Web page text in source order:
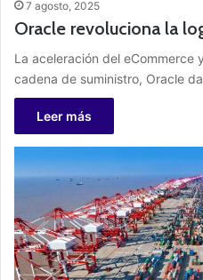
7 agosto, 2025
Oracle revoluciona la
La aceleración del eCommerce
cadena de suministro, Oracle
Leer más